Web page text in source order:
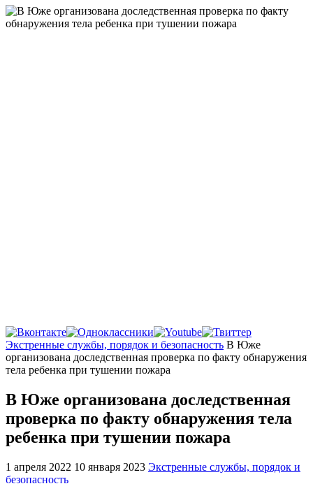
Главная
Экстренные службы, порядок и безопасность В Юже
организована доследственная проверка по факту обнаружения
тела ребенка при тушении пожара
В Юже организована доследственная
проверка по факту обнаружения тела
ребенка при тушении пожара
1 апреля 2022 10 января 2023 Экстренные службы, порядок и
безопасность